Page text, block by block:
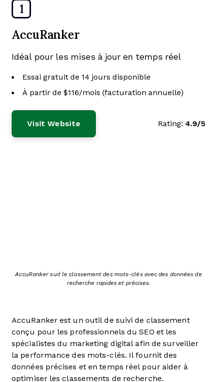
1
AccuRanker
Idéal pour les mises à jour en temps réel
Essai gratuit de 14 jours disponible
À partir de $116/mois (facturation annuelle)
Visit Website Rating: 4.9/5
AccuRanker suit le classement des mots-clés avec des données de
recherche rapides et précises.
AccuRanker est un outil de suivi de classement
conçu pour les professionnels du SEO et les
spécialistes du marketing digital afin de surveiller
la performance des mots-clés. Il fournit des
données précises et en temps réel pour aider à
optimiser les classements de recherche.